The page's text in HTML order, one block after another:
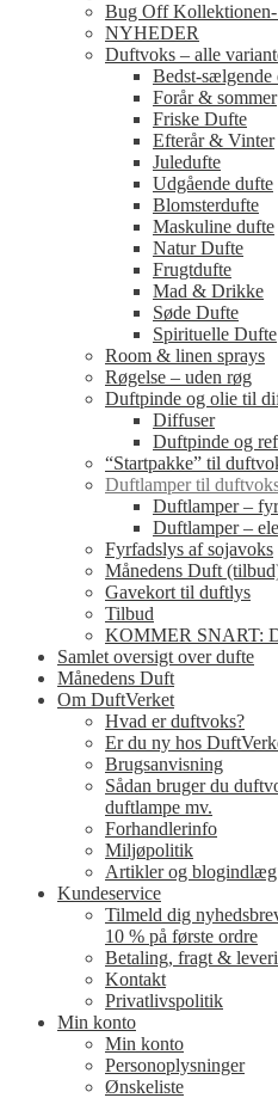
Bug Off
NYHEDER
Duftvoks – alle
Bedst-sælgende
Forår & sommer
Friske Dufte
Efterår & Vinter
Juledufte
Udgående dufte
Blomsterdufte
Maskuline dufte
Natur Dufte
Frugtdufte
Mad & Drikke
Søde Dufte
Spirituelle Dufte
Room & linen sprays
Røgelse – uden røg
Duftpinde og olie til
Diffuser
Duftpinde og
“Startpakke” til
Duftlamper til
Duftlamper –
Duftlamper –
Fyrfadslys af sojavoks
Månedens Duft
Gavekort til duftlys
Tilbud
KOMMER SNART:
Samlet oversigt over dufte
Månedens Duft
Om DuftVerket
Hvad er duftvoks?
Er du ny hos
Brugsanvisning
Sådan bruger du
duftlampe mv.
Forhandlerinfo
Miljøpolitik
Artikler og blogindlæg
Kundeservice
Tilmeld dig
10 % på første ordre
Betaling, fragt &
Kontakt
Privatlivspolitik
Min konto
Min konto
Personoplysninger
Ønskeliste